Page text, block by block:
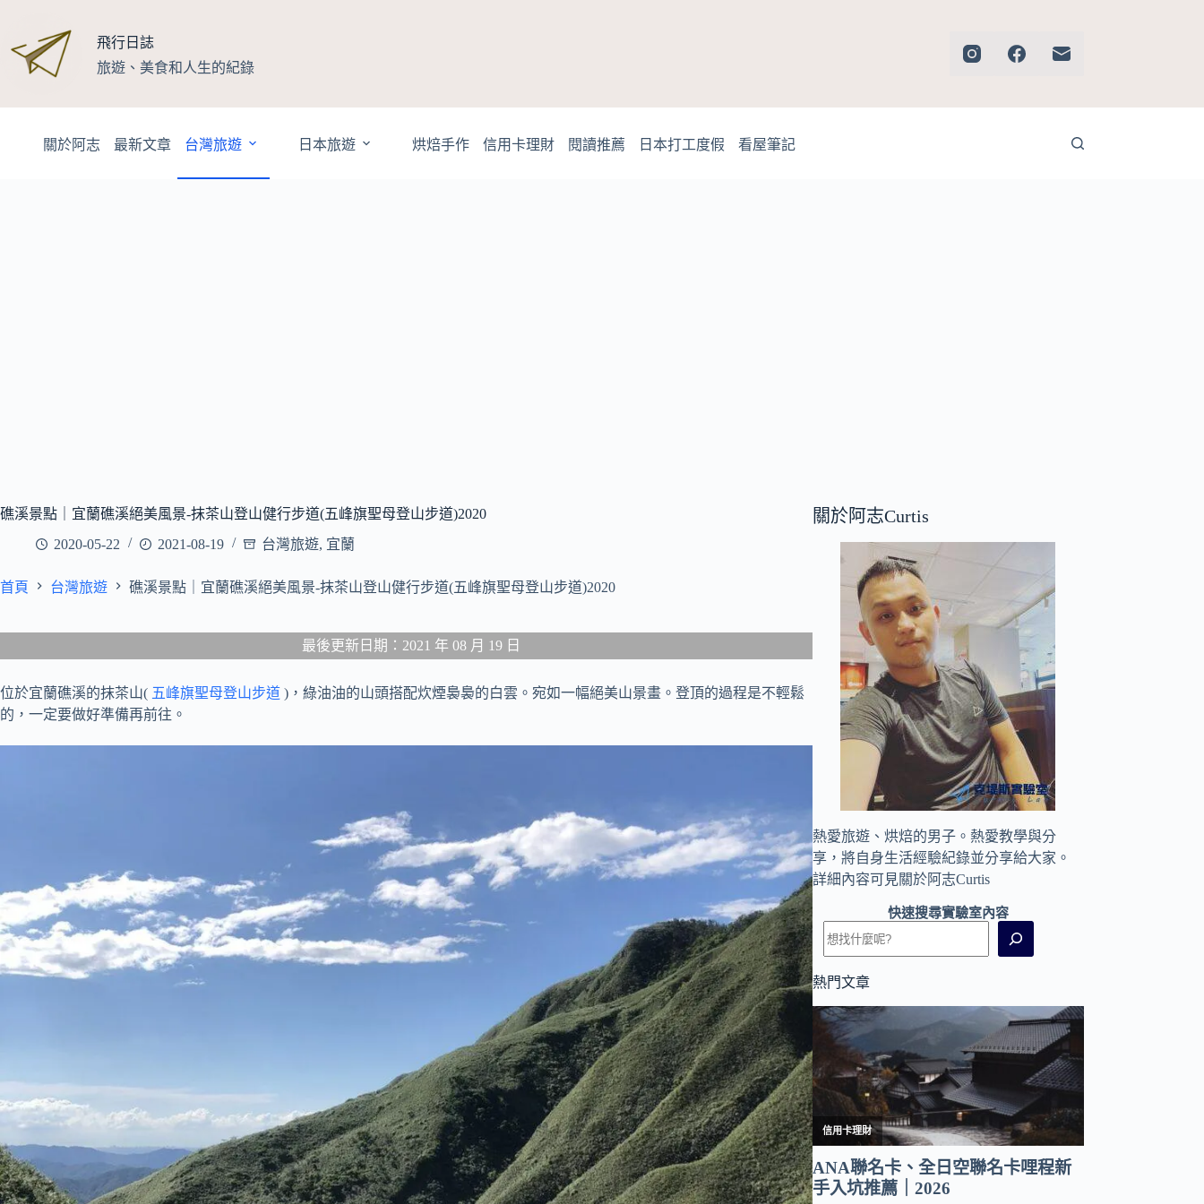
主
飛行日誌
旅遊、美食和人生的紀錄
關於阿志 最新文章 台灣旅遊 日本旅遊 烘焙手作 信用卡理財 閱讀推薦 日本打工度假 看屋筆記
礁溪景點｜宜蘭礁溪絕美風景-抹茶山登山健行步道(五峰旗聖母登山步道)2020
2020-05-22
2021-08-19 台灣旅遊, 宜蘭
首頁 台灣旅遊 礁溪景點｜宜蘭礁溪絕美風景-抹茶山登山健行步道(五峰旗聖母登山步道)2020
最後更新日期：2021 年 08 月 19 日
位於宜蘭礁溪的抹茶山( 五峰旗聖母登山步道 )，綠油油的山頭搭配炊煙裊裊的白雲。宛如一幅絕美山景畫。登頂的過程是不輕鬆
的，一定要做好準備再前往。
關於阿志Curtis
熱愛旅遊、烘焙的男子。熱愛教學與分
享，將自身生活經驗紀錄並分享給大家。
詳細內容可見關於阿志Curtis
快速搜尋實驗室內容
熱門文章